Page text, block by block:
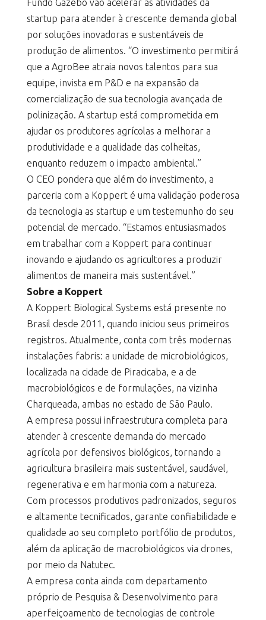
Fundo Gazebo vão acelerar as atividades da
startup para atender à crescente demanda global
por soluções inovadoras e sustentáveis de
produção de alimentos. “O investimento permitirá
que a AgroBee atraia novos talentos para sua
equipe, invista em P&D e na expansão da
comercialização de sua tecnologia avançada de
polinização. A startup está comprometida em
ajudar os produtores agrícolas a melhorar a
produtividade e a qualidade das colheitas,
enquanto reduzem o impacto ambiental.”
O CEO pondera que além do investimento, a
parceria com a Koppert é uma validação poderosa
da tecnologia as startup e um testemunho do seu
potencial de mercado. “Estamos entusiasmados
em trabalhar com a Koppert para continuar
inovando e ajudando os agricultores a produzir
alimentos de maneira mais sustentável.”
Sobre a Koppert
A Koppert Biological Systems está presente no
Brasil desde 2011, quando iniciou seus primeiros
registros. Atualmente, conta com três modernas
instalações fabris: a unidade de microbiológicos,
localizada na cidade de Piracicaba, e a de
macrobiológicos e de formulações, na vizinha
Charqueada, ambas no estado de São Paulo.
A empresa possui infraestrutura completa para
atender à crescente demanda do mercado
agrícola por defensivos biológicos, tornando a
agricultura brasileira mais sustentável, saudável,
regenerativa e em harmonia com a natureza.
Com processos produtivos padronizados, seguros
e altamente tecnificados, garante confiabilidade e
qualidade ao seu completo portfólio de produtos,
além da aplicação de macrobiológicos via drones,
por meio da Natutec.
A empresa conta ainda com departamento
próprio de Pesquisa & Desenvolvimento para
aperfeiçoamento de tecnologias de controle